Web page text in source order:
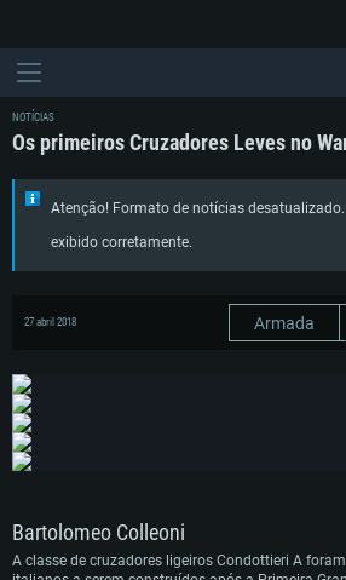
NOTÍCIAS
Os primeiros Cruzadores Leves no
Atenção! Formato de notícias
exibido corretamente.
27 abril 2018 Armada
Bartolomeo Colleoni
A classe de cruzadores ligeiros Condottieri A